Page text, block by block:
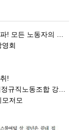
! 민주노총 7.15 총파업대회
회
!
지부 김유미 춘천지회장
저모